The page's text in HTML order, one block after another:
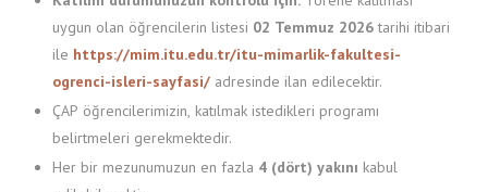
uygun olan öğrencilerin listesi 02 Temmuz 2026tarihi itibari
ile https://mim.itu.edu.tr/itu-mimarlik-fakultesi-
ogrenci-isleri-sayfasi/ adresinde ilan edilecektir.
ÇAP öğrencilerimizin, katılmak istedikleri programı
belirtmeleri gerekmektedir.
Her bir mezunumuzun en fazla 4 (dört) yakını kabul